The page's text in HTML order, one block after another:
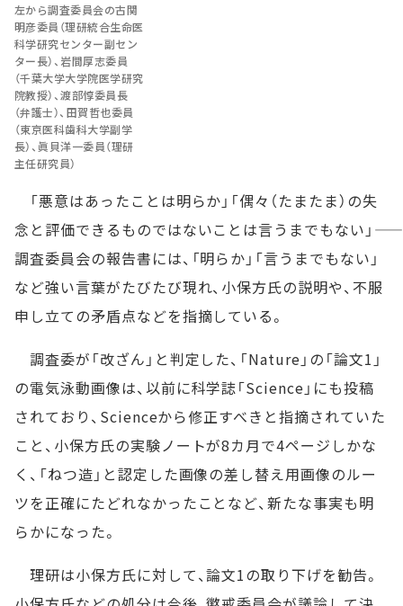
左から調査委員会の古関
明彦委員（理研統合生命医
科学研究センター副セン
ター長）、岩間厚志委員
（千葉大学大学院医学研究
院教授）、渡部惇委員長
（弁護士）、田賀哲也委員
（東京医科歯科大学副学
長）、眞貝洋一委員（理研
主任研究員）
「悪意はあったことは明らか」「偶々（たまたま）の失
念と評価できるものではないことは言うまでもない」――
調査委員会の報告書には、「明らか」「言うまでもない」
など強い言葉がたびたび現れ、小保方氏の説明や、不服
申し立ての矛盾点などを指摘している。
調査委が「改ざん」と判定した、「Nature」の「論文1」
の電気泳動画像は、以前に科学誌「Science」にも投稿
されており、Scienceから修正すべきと指摘されていた
こと、小保方氏の実験ノートが8カ月で4ページしかな
く、「ねつ造」と認定した画像の差し替え用画像のルー
ツを正確にたどれなかったことなど、新たな事実も明
らかになった。
理研は小保方氏に対して、論文1の取り下げを勧告。